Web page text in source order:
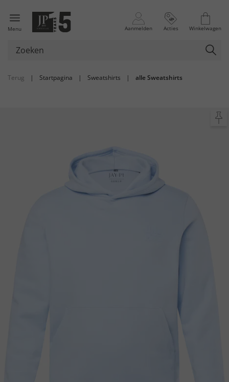
Menu Aanmelden Acties Winkelwagen
Terug | Startpagina | Sweatshirts | alle Sweatshirts